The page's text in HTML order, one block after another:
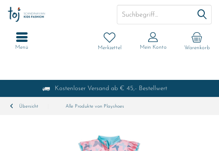
Kostenloser Versand ab € 45,- Bestellwert
Warenkorb
Merkzettel Mein Konto
Menü
Übersicht Alle Produkte von Playshoes